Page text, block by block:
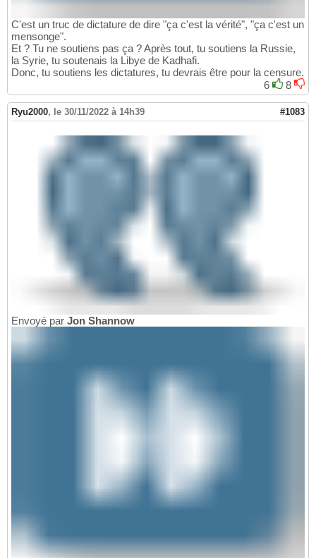
C'est un truc de dictature de dire "ça c'est la vérité", "ça c'est un
mensonge".
Et ? Tu ne soutiens pas ça ? Après tout, tu soutiens la Russie,
la Syrie, tu soutenais la Libye de Kadhafi.
Donc, tu soutiens les dictatures, tu devrais être pour la censure.
6
8
Ryu2000, le 30/11/2022 à 14h39 #1083
Envoyé par Jon Shannow